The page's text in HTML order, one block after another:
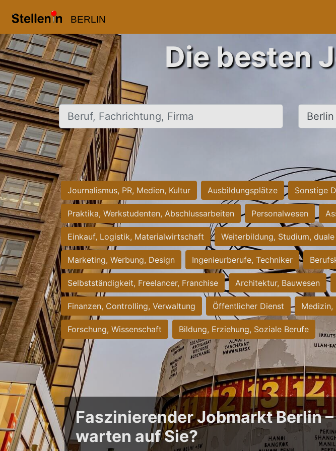
BERLIN
Die besten
Beruf, Fachrichtung, Firma Ort, Stadt
Journalismus, PR, Medien, Kultur Ausbildungsplätze Sonstige
Praktika, Werkstudenten, Abschlussarbeiten Personalwesen
Einkauf, Logistik, Materialwirtschaft Weiterbildung, Studium,
Marketing, Werbung, Design Ingenieurberufe, Techniker
Selbstständigkeit, Freelancer, Franchise Architektur, Bauwesen
Finanzen, Controlling, Verwaltung Öffentlicher Dienst Medizin,
Forschung, Wissenschaft Bildung, Erziehung, Soziale Berufe
Faszinierender Jobmarkt Berlin
warten auf Sie?